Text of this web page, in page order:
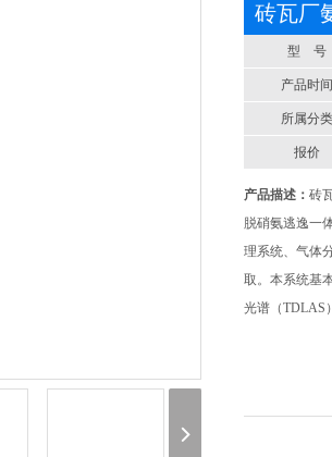
砖瓦厂
型 号
产品时间
所属分类
报价
产品描述： 砖
脱硝氨逃逸一
理系统、气体
取。本系统基
光谱（TDLAS